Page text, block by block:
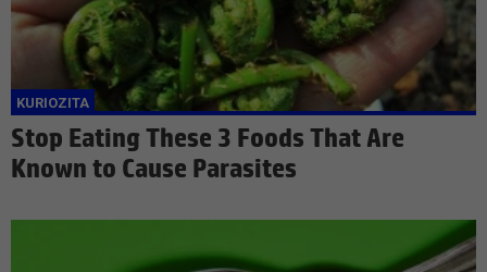
Stop Eating These 3 Foods That Are
Known to Cause Parasites